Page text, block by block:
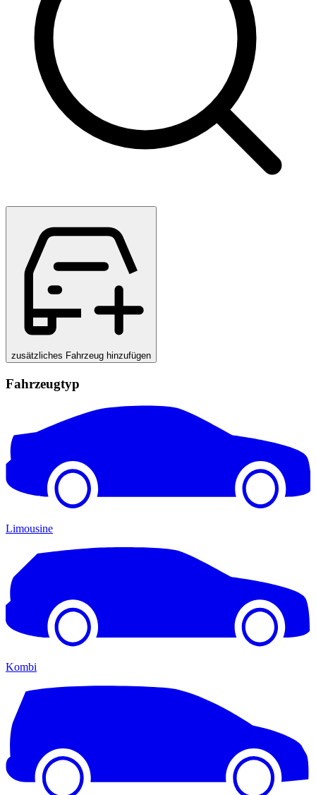
zusätzliches Fahrzeug hinzufügen
Fahrzeugtyp
Limousine
Kombi